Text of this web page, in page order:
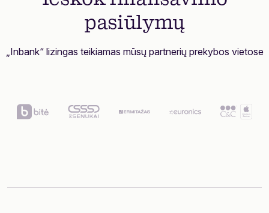
pasiūlymų
„Inbank“ lizingas teikiamas mūsų partnerių prekybos vietose